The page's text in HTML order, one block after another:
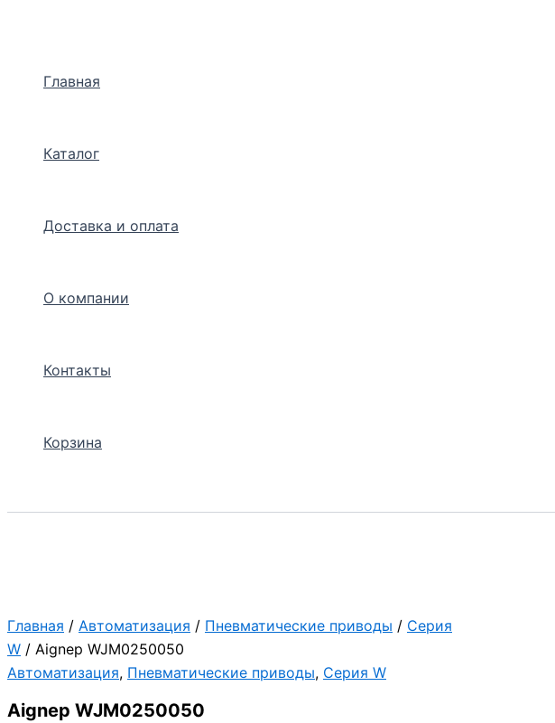
Главная
Каталог
Доставка и оплата
О компании
Контакты
Корзина
Главная / Автоматизация / Пневматические приводы / Серия
W / Aignep WJM0250050
Автоматизация, Пневматические приводы, Серия W
Aignep WJM0250050